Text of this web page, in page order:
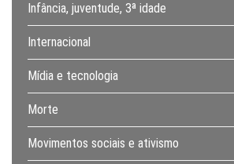
Infância, juventude, 3ª idade
Internacional
Mídia e tecnologia
Morte
Movimentos sociais e ativismo